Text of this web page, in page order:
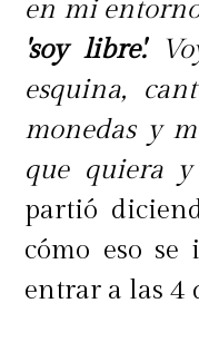
en mi
'soy libre'.
esquina,
monedas y
que quiera
partió
cómo eso
entrar a las 4